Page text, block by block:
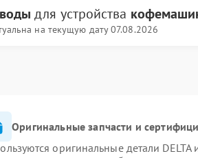
для устройства
на текущую дату 07.08.2026
Оригинальные запчасти и
оригинальные детали